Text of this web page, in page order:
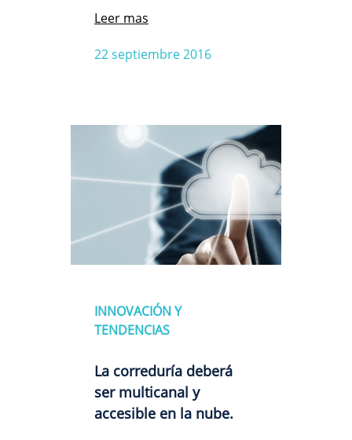
22 septiembre 2016
Leer mas
INNOVACIÓN Y
TENDENCIAS
La correduría deberá
ser multicanal y
accesible en la nube.